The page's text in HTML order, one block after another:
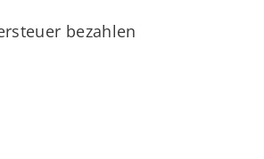
bezahlen